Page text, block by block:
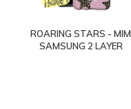
ROARING STARS - MIM
SAMSUNG 2 LAYER